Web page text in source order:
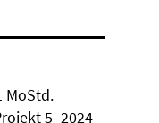
MoStd.
5_2024